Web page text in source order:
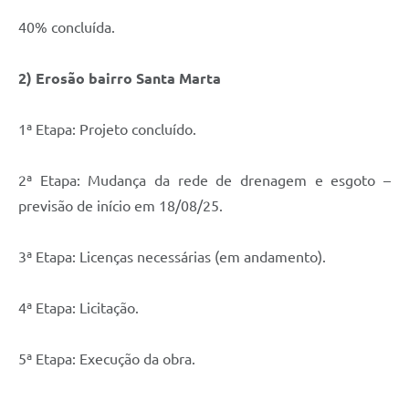
40% concluída.
2) Erosão bairro Santa Marta
1ª Etapa: Projeto concluído.
2ª Etapa: Mudança da rede de drenagem e esgoto –
previsão de início em 18/08/25.
3ª Etapa: Licenças necessárias (em andamento).
4ª Etapa: Licitação.
5ª Etapa: Execução da obra.